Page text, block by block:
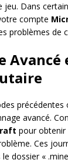
jeu. Dans
compte
problèmes de
avancé.
pour obtenir
Ces
dossier «